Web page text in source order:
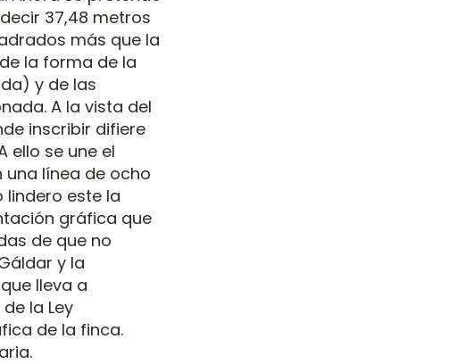
37,48 metros
más que la
la forma de la
y de las
A la vista del
inscribir difiere
ello se une el
una línea de ocho
lindero este la
gráfica que
de que no
y la
lleva a
la Ley
de la finca.